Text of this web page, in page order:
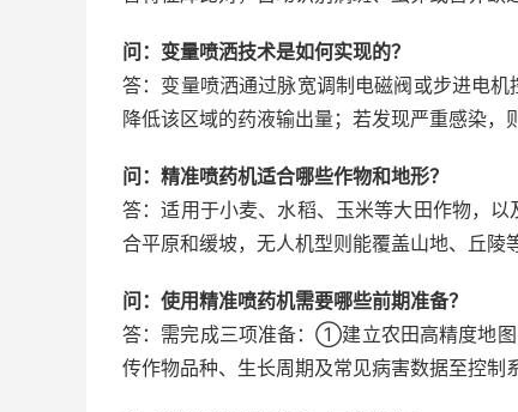
问：变量喷洒技术是如何实现的？
答：变量喷洒通过脉宽调制电磁阀或步进电
降低该区域的药液输出量；若发现严重感染，
问：精准喷药机适合哪些作物和地形？
答：适用于小麦、水稻、玉米等大田作物，
合平原和缓坡，无人机型则能覆盖山地、丘陵
问：使用精准喷药机需要哪些前期准备？
答：需完成三项准备：①建立农田高精度地
传作物品种、生长周期及常见病害数据至控制